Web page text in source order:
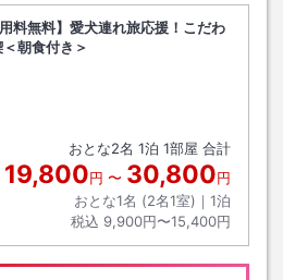
料無料】愛犬連れ旅応援！こだわ
朝食付き＞
おとな2名 1泊 1部屋 合計
19,800円 〜 30,800円
おとな1名 (2名1室)｜ 1泊
税込 9,900円〜15,400円